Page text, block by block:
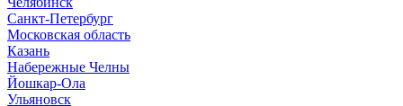
Санкт-Петербург
Московская область
Казань
Набережные Челны
Йошкар-Ола
Ульяновск